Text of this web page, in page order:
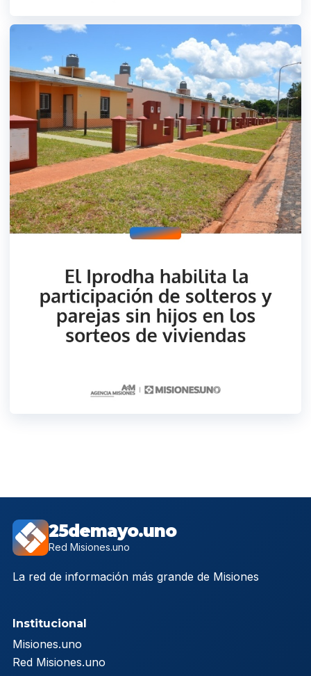
25demayo.uno
Red Misiones.uno
La red de información más grande de Misiones
Institucional
Misiones.uno
Red Misiones.uno